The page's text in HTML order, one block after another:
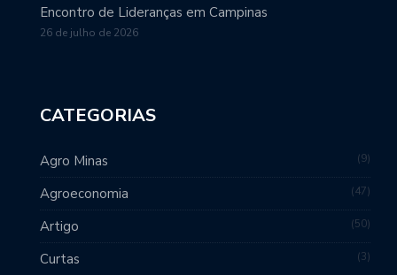
Encontro de Lideranças em Campinas
26 de julho de 2026
CATEGORIAS
Agro Minas 9
Agroeconomia 47
Artigo 50
Curtas 3